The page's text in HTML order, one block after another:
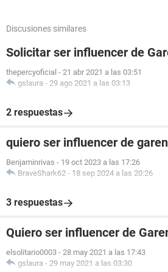
Discusiones similares
Solicitar ser influencer de
thepercyoficial - 21 abr 2021 a las 03:51
gslaura - 29 ago 2021 a las 03:13
2 respuestas
quiero ser influencer de
Benjaminrivas - 19 oct 2023 a las 17:26
BraveShark62 - 18 sep 2024 a las 20:26
3 respuestas
Quiero ser influencer de
elsolitario0003 - 28 may 2021 a las 17:43
gslaura - 29 may 2021 a las 03:30